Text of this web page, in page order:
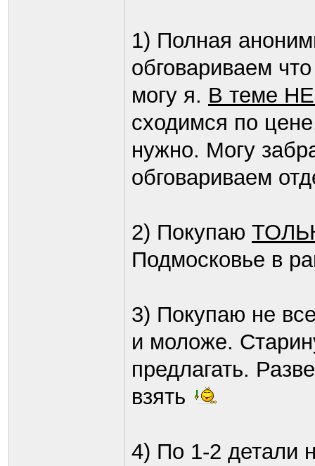
1) Полная
обговариваем
могу я. В теме НЕ
сходимся по
нужно. Могу
обговариваем
2) Покупаю
Подмосковье в
3) Покупаю не
и моложе.
предлагать.
взять
4) По 1-2 детали